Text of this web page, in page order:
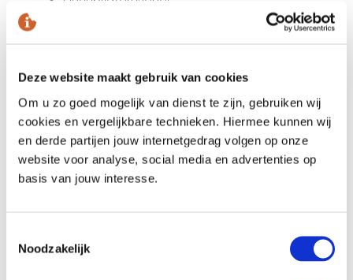
Deze website maakt gebruik van cookies
Om u zo goed mogelijk van dienst te zijn, gebruiken wij
cookies en vergelijkbare technieken. Hiermee kunnen wij
en derde partijen jouw internetgedrag volgen op onze
website voor analyse, social media en advertenties op
basis van jouw interesse.
Noodzakelijk
Badezimmer
Bad mit Dusche im Bad oder Dusche
Föhn
Kosmetikspiegel